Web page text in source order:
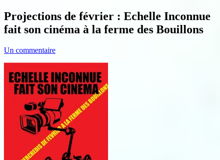
Projections de février : Echelle Inconnue
fait son cinéma à la ferme des Bouillons
Un commentaire